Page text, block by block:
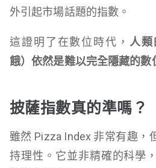
外引起市場話題的指數。
這證明了在數位時代， 人類
餓）依然是難以完全隱藏的數
披薩指數真的準嗎？
雖然 Pizza Index 非常有趣，
持理性。它並非精確的科學